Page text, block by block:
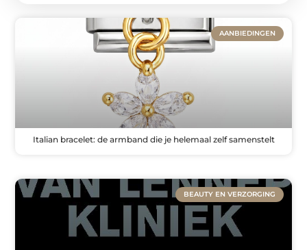
AANBIEDINGEN
Italian bracelet: de armband die je helemaal zelf samenstelt
BEAUTY EN VERZORGING